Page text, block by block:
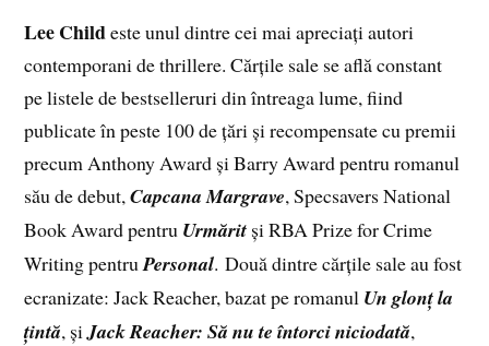
Lee Childeste unul dintre cei mai apreciați autori
contemporani de thrillere. Cărțile sale se află constant
pe listele de bestselleruri din întreaga lume, fiind
publicate în peste 100 de țări și recompensate cu premii
precum Anthony Award și Barry Award pentru romanul
său de debut,Capcana Margrave, Specsavers National
Book Award pentru Urmărit și RBA Prize for Crime
Writing pentruPersonal. Două dintre cărțile sale au fost
ecranizate: Jack Reacher, bazat pe romanul Un glonț la
țintă, șiJack Reacher: Să nu te întorci niciodată,